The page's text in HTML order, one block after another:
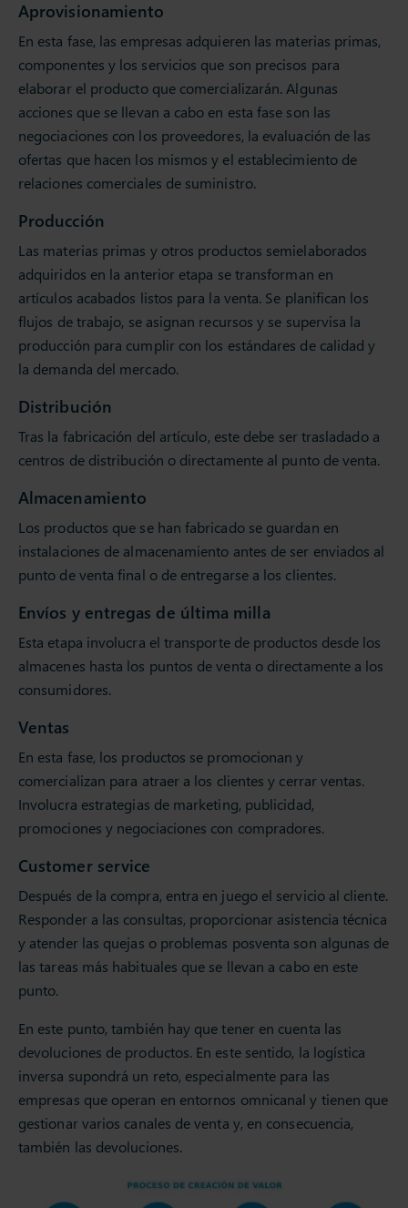
Aprovisionamiento
En esta fase, las empresas adquieren las materias primas,
componentes y los servicios que son precisos para
elaborar el producto que comercializarán. Algunas
acciones que se llevan a cabo en esta fase son las
negociaciones con los proveedores, la evaluación de las
ofertas que hacen los mismos y el establecimiento de
relaciones comerciales de suministro.
Producción
Las materias primas y otros productos semielaborados
adquiridos en la anterior etapa se transforman en
artículos acabados listos para la venta. Se planifican los
flujos de trabajo, se asignan recursos y se supervisa la
producción para cumplir con los estándares de calidad y
la demanda del mercado.
Distribución
Tras la fabricación del artículo, este debe ser trasladado a
centros de distribución o directamente al punto de venta.
Almacenamiento
Los productos que se han fabricado se guardan en
instalaciones de almacenamiento antes de ser enviados al
punto de venta final o de entregarse a los clientes.
Envíos y entregas de última milla
Esta etapa involucra el transporte de productos desde los
almacenes hasta los puntos de venta o directamente a los
consumidores.
Ventas
En esta fase, los productos se promocionan y
comercializan para atraer a los clientes y cerrar ventas.
Involucra estrategias de marketing, publicidad,
promociones y negociaciones con compradores.
Customer service
Después de la compra, entra en juego el servicio al cliente.
Responder a las consultas, proporcionar asistencia técnica
y atender las quejas o problemas posventa son algunas de
las tareas más habituales que se llevan a cabo en este
punto.
En este punto, también hay que tener en cuenta las
devoluciones de productos. En este sentido, la logística
inversa supondrá un reto, especialmente para las
empresas que operan en entornos omnicanal y tienen que
gestionar varios canales de venta y, en consecuencia,
también las devoluciones.